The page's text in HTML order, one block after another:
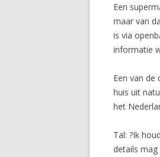
Een
maar van
is via
informatie
Een van de
huis uit
het
Tal: ?Ik
details